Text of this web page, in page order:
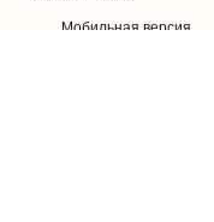
Мобильная версия